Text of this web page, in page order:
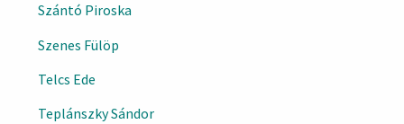
Szántó Piroska
Szenes Fülöp
Telcs Ede
Teplánszky Sándor